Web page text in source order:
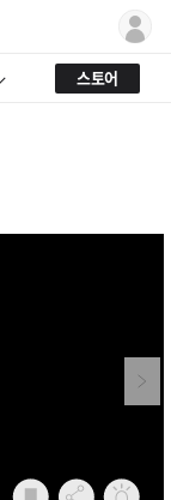
스토어
Next